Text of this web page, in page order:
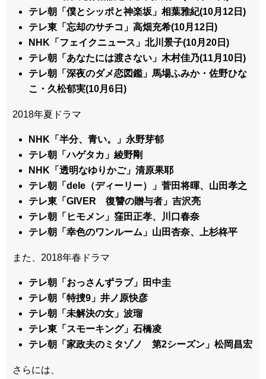
テレ朝「僕とシッポと神楽坂」相葉雅紀(10月12日)
テレ東「忘却のサチコ」高畑充希(10月12日)
NHK「フェイクニュース」北川景子(10月20日)
テレ朝「あなたには渡さない」木村佳乃(11月10日)
テレ朝「深夜のダメ恋図鑑」馬場ふみか・佐野ひな
こ・久松郁実(10月6日)
2018年夏ドラマ
NHK「半分、青い。」永野芽郁
テレ朝「ハゲタカ」綾野剛
NHK「透明なゆりかご」清原果耶
テレ朝「dele（ディーリー）」菅田将暉、山田孝之
テレ東「GIVER 復讐の贈与者」吉沢亮
テレ朝「ヒモメン」窪田正孝、川口春奈
テレ朝「幸色のワンルーム」山田杏奈、上杉柊平
また、2018年春ドラマ
テレ朝「おっさんずラブ」田中圭
テレ朝「特捜9」井ノ原快彦
テレ朝「未解決の女」波瑠
テレ東「スモーキング」石橋凌
テレ朝「家政夫のミタゾノ 第2シーズン」松岡昌宏
さらには、